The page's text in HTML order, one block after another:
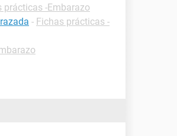
prácticas -Embarazo
- Fichas prácticas -